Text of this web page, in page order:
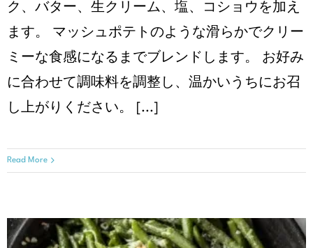
ク、バター、生クリーム、塩、コショウを加え
ます。 マッシュポテトのような滑らかでクリー
ミーな食感になるまでブレンドします。 お好み
に合わせて調味料を調整し、温かいうちにお召
し上がりください。 [...]
Read More